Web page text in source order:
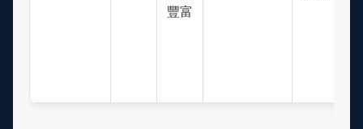
豐富